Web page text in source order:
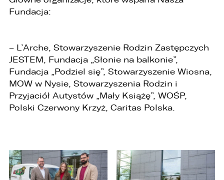
Fundacja:
– L’Arche, Stowarzyszenie Rodzin Zastępczych
JESTEM, Fundacja „Słonie na balkonie”,
Fundacja „Podziel się”, Stowarzyszenie Wiosna,
MOW w Nysie, Stowarzyszenia Rodzin i
Przyjaciół Autystów „Mały Książę”, WOŚP,
Polski Czerwony Krzyż, Caritas Polska.